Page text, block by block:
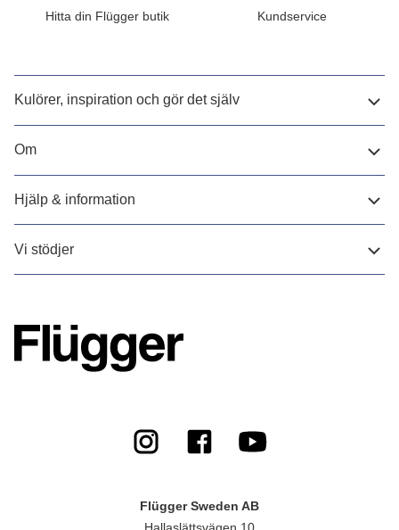
Hitta din Flügger butik Kundservice
Kulörer, inspiration och gör det själv
Om
Hjälp & information
Vi stödjer
Flügger Sweden AB